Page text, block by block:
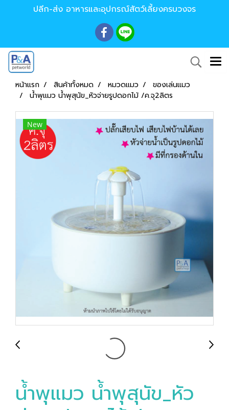
ปลีก-ส่ง อาหารและอุปกรณ์สัตว์เลี้ยงครบวงจร
หน้าแรก สินค้าทั้งหมด หมวดแมว
ของเล่นแมว
น้ำพุแมว น้ำพุสุนัข_หัวจ่ายรูปดอกไม้ /ค.จุ2ลิตร
New
น้ำพุแมว น้ำพุสุนัข_หัว